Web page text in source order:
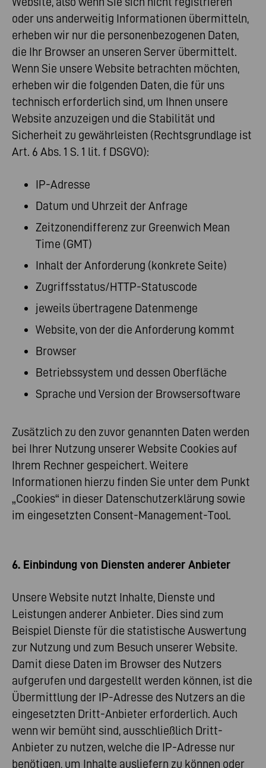
oder uns anderweitig Informationen übermitteln,
erheben wir nur die personenbezogenen Daten,
die Ihr Browser an unseren Server übermittelt.
Wenn Sie unsere Website betrachten möchten,
erheben wir die folgenden Daten, die für uns
technisch erforderlich sind, um Ihnen unsere
Website anzuzeigen und die Stabilität und
Sicherheit zu gewährleisten (Rechtsgrundlage ist
Art. 6 Abs. 1 S. 1 lit. f DSGVO):
IP-Adresse
Datum und Uhrzeit der Anfrage
Zeitzonendifferenz zur Greenwich Mean
Time (GMT)
Inhalt der Anforderung (konkrete Seite)
Zugriffsstatus/HTTP-Statuscode
jeweils übertragene Datenmenge
Website, von der die Anforderung kommt
Browser
Betriebssystem und dessen Oberfläche
Sprache und Version der Browsersoftware
Zusätzlich zu den zuvor genannten Daten werden
bei Ihrer Nutzung unserer Website Cookies auf
Ihrem Rechner gespeichert. Weitere
Informationen hierzu finden Sie unter dem Punkt
„Cookies“ in dieser Datenschutzerklärung sowie
im eingesetzten Consent-Management-Tool.
6. Einbindung von Diensten anderer Anbieter
Unsere Website nutzt Inhalte, Dienste und
Leistungen anderer Anbieter. Dies sind zum
Beispiel Dienste für die statistische Auswertung
zur Nutzung und zum Besuch unserer Website.
Damit diese Daten im Browser des Nutzers
aufgerufen und dargestellt werden können, ist die
Übermittlung der IP-Adresse des Nutzers an die
eingesetzten Dritt-Anbieter erforderlich. Auch
wenn wir bemüht sind, ausschließlich Dritt-
Anbieter zu nutzen, welche die IP-Adresse nur
benötigen, um Inhalte ausliefern zu können oder